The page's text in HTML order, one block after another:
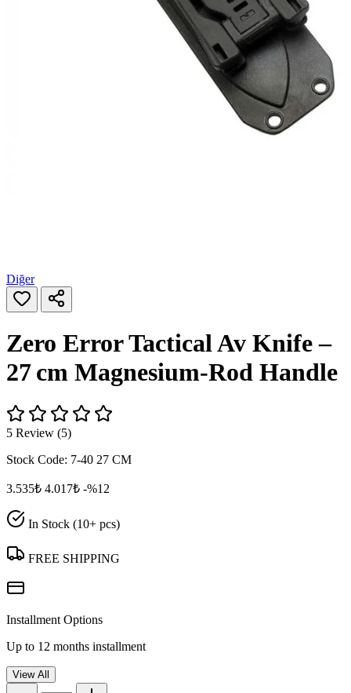
Diğer
Zero Error Tactical Av Knife –
27 cm Magnesium‑Rod Handle
5 Review (5)
Stock Code: 7-40 27 CM
3.535₺ 4.017₺ -%12
In Stock (10+ pcs)
FREE SHIPPING
Installment Options
Up to 12 months installment
View All